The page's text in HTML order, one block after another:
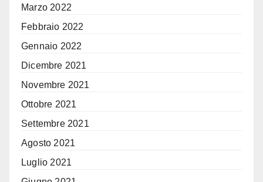
Marzo 2022
Febbraio 2022
Gennaio 2022
Dicembre 2021
Novembre 2021
Ottobre 2021
Settembre 2021
Agosto 2021
Luglio 2021